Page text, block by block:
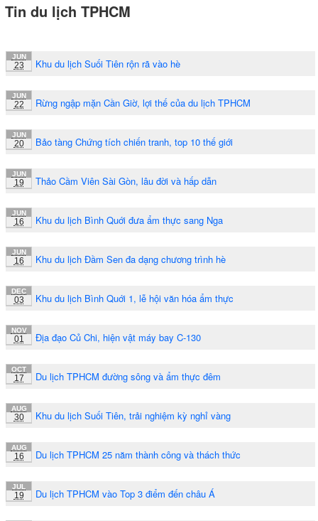
Tin du lịch TPHCM
JUN
23 Khu du lịch Suối Tiên rộn rã vào hè
JUN
22 Rừng ngập mặn Cần Giờ, lợi thế của du lịch TPHCM
JUN
20 Bảo tàng Chứng tích chiến tranh, top 10 thế giới
JUN
19 Thảo Cầm Viên Sài Gòn, lâu đời và hấp dẫn
JUN
16 Khu du lịch Bình Quới đưa ẩm thực sang Nga
JUN
16 Khu du lịch Đầm Sen đa dạng chương trình hè
DEC
03 Khu du lịch Bình Quới 1, lễ hội văn hóa ẩm thực
NOV
01 Địa đạo Củ Chi, hiện vật máy bay C-130
OCT
17 Du lịch TPHCM đường sông và ẩm thực đêm
AUG
30 Khu du lịch Suối Tiên, trải nghiệm kỳ nghỉ vàng
AUG
16 Du lịch TPHCM 25 năm thành công và thách thức
JUL
19 Du lịch TPHCM vào Top 3 điểm đến châu Á